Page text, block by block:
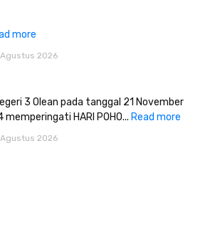
more
2026
3 Olean pada tanggal 21 November
memperingati HARI POHO... Read more
2026